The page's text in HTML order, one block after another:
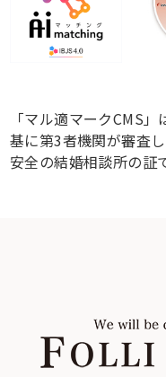
「マル適マークCMS
基に第3者機関が審査
安全の結婚相談所の証